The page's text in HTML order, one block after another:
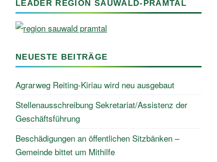
LEADER REGION SAUWALD-PRAMTAL
NEUESTE BEITRÄGE
Agrarweg Reiting-Kiriau wird neu ausgebaut
Stellenausschreibung Sekretariat/Assistenz der
Geschäftsführung
Beschädigungen an öffentlichen Sitzbänken –
Gemeinde bittet um Mithilfe